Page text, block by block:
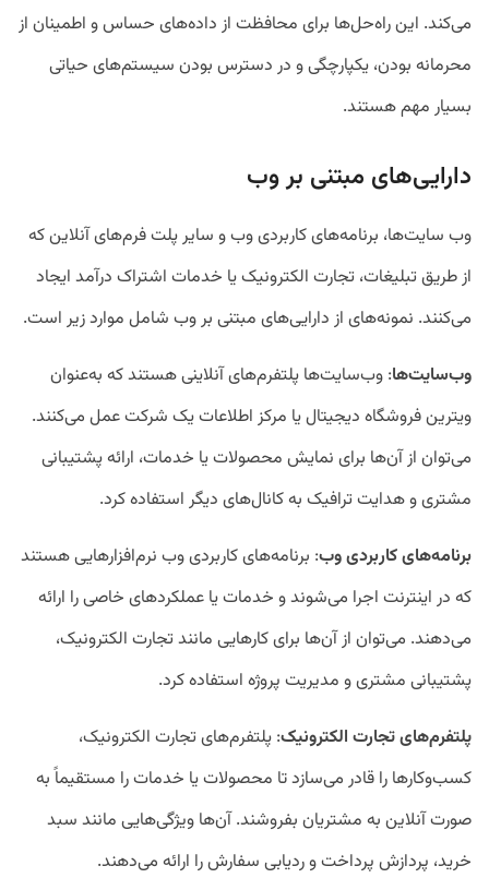
می‌کند. این راه‌حل‌ها برای محافظت از داده‌های حساس و اطمینان از
محرمانه بودن، یکپارچگی و در دسترس بودن سیستم‌های حیاتی
بسیار مهم هستند.
دارایی‌های مبتنی بر وب
وب سایت‌ها، برنامه‌های کاربردی وب و سایر پلت فرم‌های آنلاین که
از طریق تبلیغات، تجارت الکترونیک یا خدمات اشتراک درآمد ایجاد
می‌کنند. نمونه‌های از دارایی‌های مبتنی بر وب شامل موارد زیر است.
وبسایتها: وب‌سایت‌ها پلتفرم‌های آنلاینی هستند که به‌عنوان
ویترین فروشگاه دیجیتال یا مرکز اطلاعات یک شرکت عمل می‌کنند.
می‌توان از آن‌ها برای نمایش محصولات یا خدمات، ارائه پشتیبانی
مشتری و هدایت ترافیک به کانال‌های دیگر استفاده کرد.
برنامههای کاربردی وب: برنامه‌های کاربردی وب نرم‌افزار‌هایی هستند
که در اینترنت اجرا می‌شوند و خدمات یا عملکرد‌های خاصی را ارائه
می‌دهند. می‌توان از آن‌ها برای کار‌هایی مانند تجارت الکترونیک،
پشتیبانی مشتری و مدیریت پروژه استفاده کرد.
پلتفرمهای تجارت الکترونیک: پلتفرم‌های تجارت الکترونیک،
کسب‌وکار‌ها را قادر می‌سازد تا محصولات یا خدمات را مستقیماً به
صورت آنلاین به مشتریان بفروشند. آن‌ها ویژگی‌هایی مانند سبد
خرید، پردازش پرداخت و ردیابی سفارش را ارائه می‌دهند.